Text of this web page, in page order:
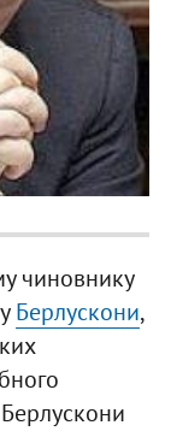
чиновнику
Берлускони,